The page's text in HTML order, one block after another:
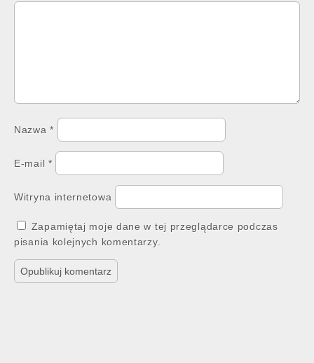
Nazwa*
E-mail *
Witryna internetowa
Zapamiętaj moje dane w tej przeglądarce podczas
pisania kolejnych komentarzy.